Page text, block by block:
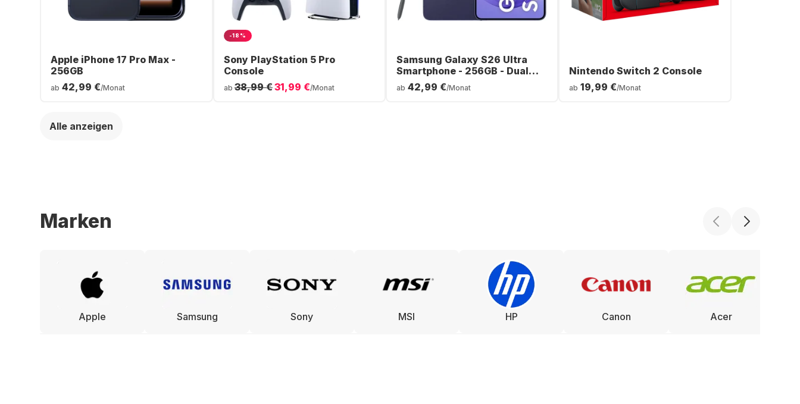
Apple iPhone 17 Pro Max -
256GB
ab 42,99 €/Monat
-18%
Sony PlayStation 5 Pro
Console
ab 38,99 €31,99 €/Monat
Samsung Galaxy S26 Ultra
Smartphone - 256GB - Dual
SIM
ab 42,99 €/Monat
Nintendo Switch 2 Console
ab 19,99 €/Monat
Alle anzeigen
Marken
Apple Samsung Sony MSI HP Canon Acer